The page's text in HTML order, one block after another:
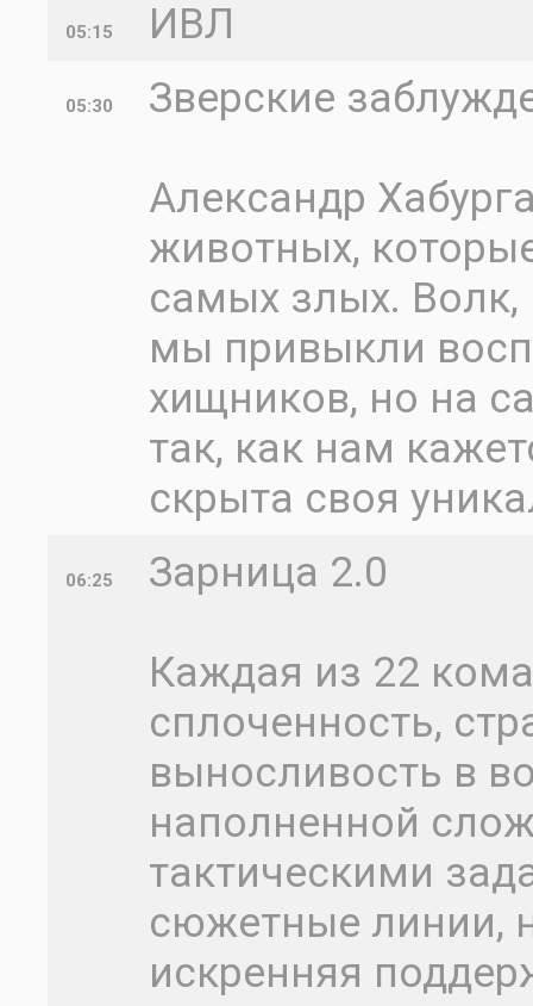
05:15 ИВЛ
05:30
Зверские
Александр
животных,
самых злых. Волк,
мы привыкли
хищников, но на
так, как нам
скрыта своя
06:25
Зарница 2.0
Каждая из 22
сплоченность,
выносливость в
наполненной
тактическими
сюжетные линии,
искренняя